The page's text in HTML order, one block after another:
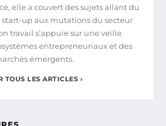
elle a couvert des sujets allant du
up aux mutations du secteur
travail s’appuie sur une veille
entrepreneuriaux et des
émergents.
TOUS LES ARTICLES ›